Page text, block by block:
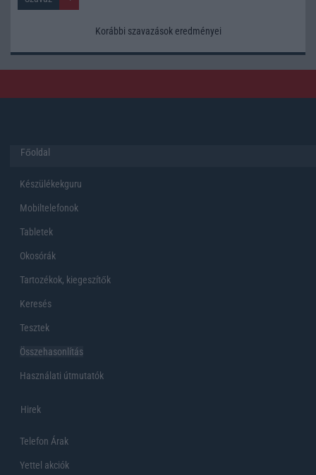
Korábbi szavazások eredményei
Főoldal
Készülékekguru
Mobiltelefonok
Tabletek
Okosórák
Tartozékok, kiegeszítők
Keresés
Tesztek
Összehasonlítás
Használati útmutatók
Hirek
Telefon Árak
Yettel akciók